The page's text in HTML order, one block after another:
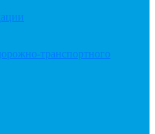
транспортного